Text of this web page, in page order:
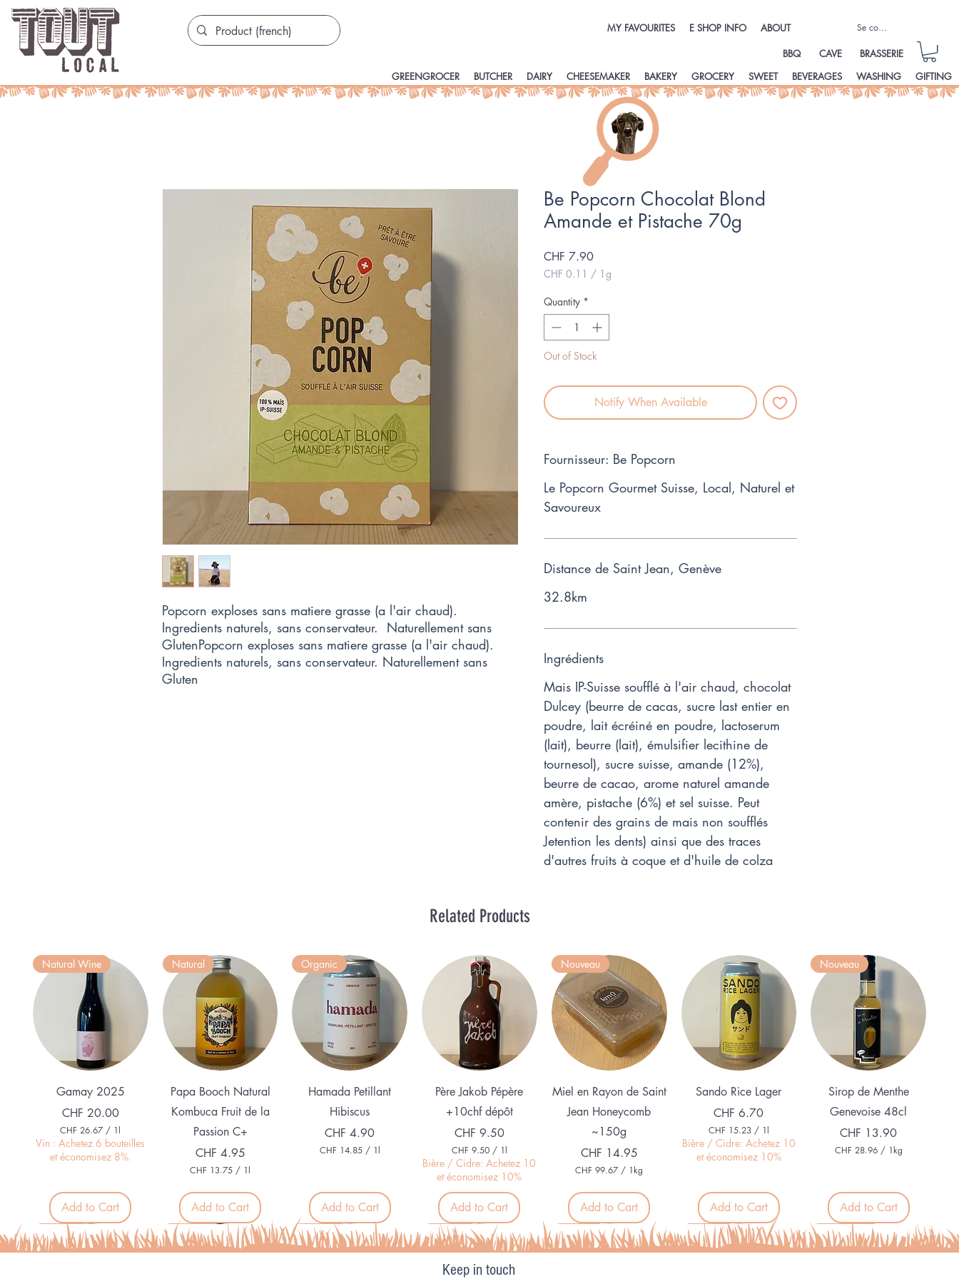
MY FAVOURITES E SHOP INFO ABOUT Se connecter
BBQ CAVE
BRASSERIE
GREENGROCER
BUTCHER DAIRY CHEESEMAKER BAKERY GROCERY SWEET BEVERAGES WASHING GIFTING
Popcorn exploses sans matiere grasse (a l'air chaud).
Ingredients naturels, sans conservateur. Naturellement sans
GlutenPopcorn exploses sans matiere grasse (a l'air chaud).
Ingredients naturels, sans conservateur. Naturellement sans
Gluten
Be Popcorn Chocolat Blond
Amande et Pistache 70g
CHF 7.90Price
CHF 0.11 / 1g
per
1
Gram
Quantity *
Out of Stock
Notify When Available
Fournisseur: Be Popcorn
Le Popcorn Gourmet Suisse, Local, Naturel et
Savoureux
Distance de Saint Jean, Genève
32.8km
Ingrédients
Mais IP-Suisse soufflé à l'air chaud, chocolat
Dulcey (beurre de cacas, sucre last entier en
poudre, lait écréiné en poudre, lactoserum
(lait), beurre (lait), émulsifier lecithine de
tournesol), sucre suisse, amande (12%),
beurre de cacao, arome naturel amande
amère, pistache (6%) et sel suisse. Peut
contenir des grains de mais non soufflés
Jetention les dents) ainsi que des traces
d'autres fruits à coque et d'huile de colza
Related Products
Quick View
Natural Wine
Gamay 2025
Price
CHF 20.00
CHF 26.67 / 1l
C
H
F
.
6
7
p
e
Vin : Achetez 6 bouteilles
et économisez 8%.
Add to Cart
Quick View
Natural
Papa Booch Natural
Kombuca Fruit de la
Passion C+
Price
CHF 4.95
CHF 13.75 / 1l
H
F
1
3
.
Add to Cart
Quick View
Organic
Hamada Petillant
Hibiscus
Price
CHF 4.90
CHF 14.85 / 1l
1
.
8
5
Add to Cart
Quick View
Père Jakob Pépère
+10chf dépôt
Price
CHF 9.50
CHF 9.50 / 1l
C
H
F
9
0
p
e
r
Bière / Cidre: Achetez 10
et économisez 10%
Add to Cart
Quick View
Nouveau
Miel en Rayon de Saint
Jean Honeycomb
~150g
Price
CHF 14.95
CHF 99.67 / 1kg
H
F
9
9
.
Add to Cart
Quick View
Sando Rice Lager
Price
CHF 6.70
CHF 15.23 / 1l
C
H
F
.
2
3
p
e
Bière / Cidre: Achetez 10
et économisez 10%
Add to Cart
Quick View
Nouveau
Sirop de Menthe
Genevoise 48cl
Price
CHF 13.90
CHF 28.96 / 1kg
2
9
6
Add to Cart
Nouveau Nouveau Nouveau Nouveau Organic Organic Alcohol free
Nouveau
Keep in touch